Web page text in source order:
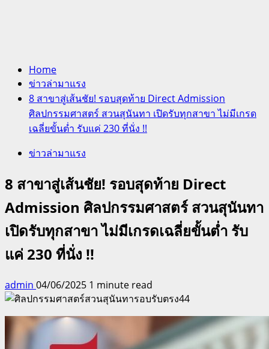
Home
ข่าวล่ามาแรง
8 สาขาสู่เส้นชัย! รอบสุดท้าย Direct Admission
ศิลปกรรมศาสตร์ สวนสุนันทา เปิดรับทุกสาขา ไม่มีเกรด
เฉลี่ยขั้นต่ำ รับแค่ 230 ที่นั่ง !!
ข่าวล่ามาแรง
8 สาขาสู่เส้นชัย! รอบสุดท้าย Direct
Admission ศิลปกรรมศาสตร์ สวนสุนันทา
เปิดรับทุกสาขา ไม่มีเกรดเฉลี่ยขั้นต่ำ รับ
แค่ 230 ที่นั่ง !!
admin 04/06/2025 1 minute read